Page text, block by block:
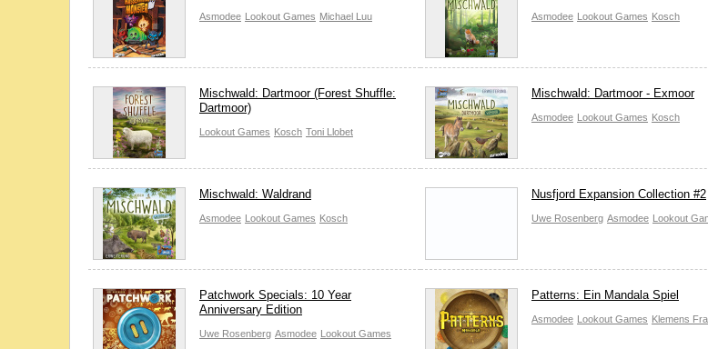
Asmodee Lookout Games Michael Luu Asmodee Lookout Games Kosch
Mischwald: Dartmoor (Forest Shuffle:
Dartmoor)
Lookout Games Kosch Toni Llobet
Mischwald: Dartmoor - Exmoor
Asmodee Lookout Games Kosch
Mischwald: Waldrand
Asmodee Lookout Games Kosch
Nusfjord Expansion Collection #2
Uwe Rosenberg Asmodee Lookout
Patchwork Specials: 10 Year
Anniversary Edition
Uwe Rosenberg Asmodee Lookout Games
Patterns: Ein Mandala Spiel
Asmodee Lookout Games Klemens